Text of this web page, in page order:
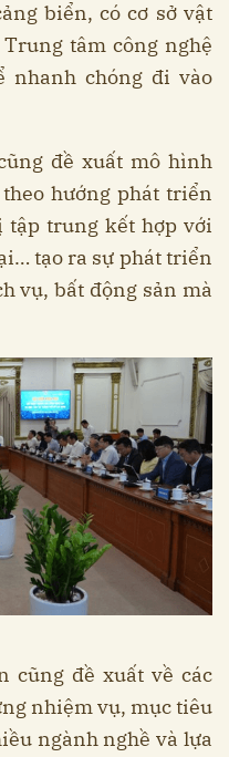
biển, có cơ sở vật
tâm công nghệ
nhanh chóng đi vào
đề xuất mô hình
hướng phát triển
tập trung kết hợp với
tạo ra sự phát triển
vụ, bất động sản mà
cũng đề xuất về các
nhiệm vụ, mục tiêu
ngành nghề và lựa